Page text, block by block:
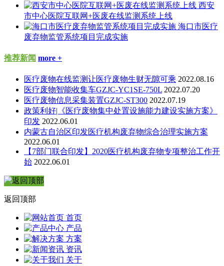
西安
市中心医院互联网+医废在线监测系统上线
海口市医疗
废弃物监管系统项目完成实施
推荐新闻 more +
医疗废物在线监测让医疗废物生财无隙可乘 2022.08.16
医疗废物智能收集车GZJC-YC1SE-750L 2022.07.20
医疗废物信息采集装置GZJC-ST300 2022.07.19
政策利好|《医疗废物集中处置设施能力建设实施方案》
印发 2022.06.01
内蒙古自治区印发医疗机构废弃物综合治理实施方案
2022.06.01
【7部门联合印发】2020医疗机构废弃物专项整治工作开
始 2022.06.01
返回顶部
首页
产品
方案
资讯
关于